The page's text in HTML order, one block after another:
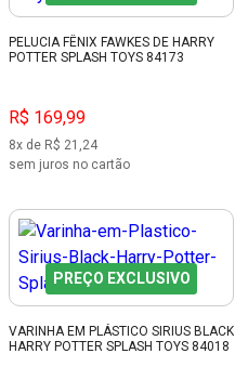
PELUCIA FÊNIX FAWKES DE HARRY
POTTER SPLASH TOYS 84173
R$ 169,99
8x de R$ 21,24
sem juros no cartão
PREÇO EXCLUSIVO
VARINHA EM PLÁSTICO SIRIUS BLACK
HARRY POTTER SPLASH TOYS 84018